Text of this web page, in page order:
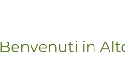
Benvenuti in